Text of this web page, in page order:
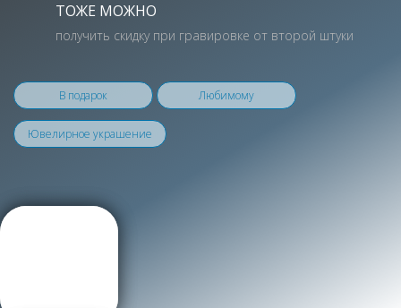
ТОЖЕ МОЖНО
получить скидку при гравировке от второй штуки
В подарок Любимому
Ювелирное украшение